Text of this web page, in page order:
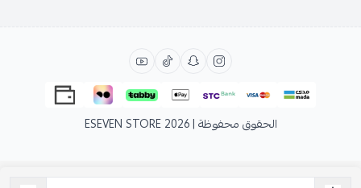
الحقوق محفوظة | 2026 ESEVEN STORE